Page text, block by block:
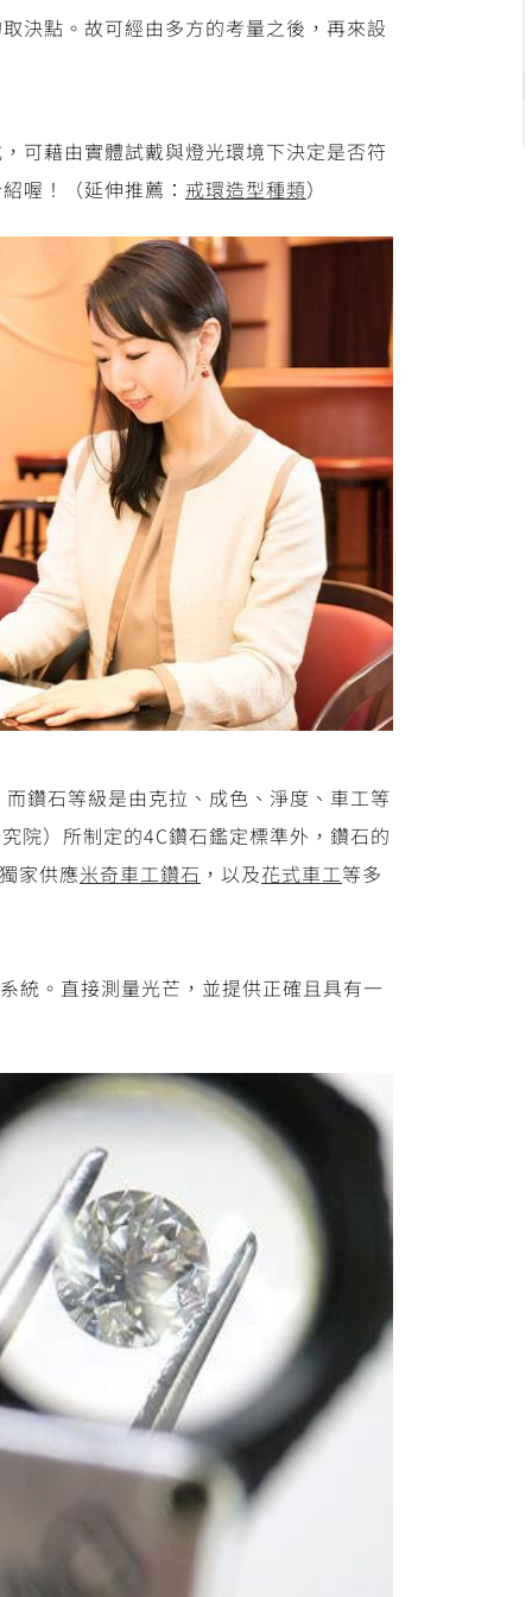
決點。故可經由多方的考量之後，再來設
可藉由實體試戴與燈光環境下決定是否符
喔！（延伸推薦： 戒環造型種類）
鑽石等級是由克拉、成色、淨度、車工等
院）所制定的4C鑽石鑑定標準外，鑽石的
家供應米奇車工鑽石 ，以及花式車工等多
統。直接測量光芒，並提供正確且具有一